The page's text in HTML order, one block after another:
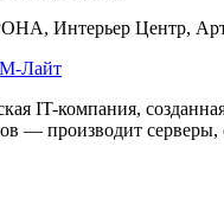
Интерьер Центр,
Лайт
IT-компания,
— производит